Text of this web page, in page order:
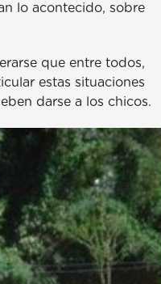
lo acontecido, sobre
que entre todos,
estas situaciones
darse a los chicos.